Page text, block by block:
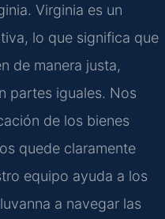
Virginia es un
lo que significa que
de manera justa,
partes iguales. Nos
de los bienes
quede claramente
equipo ayuda a los
a navegar las